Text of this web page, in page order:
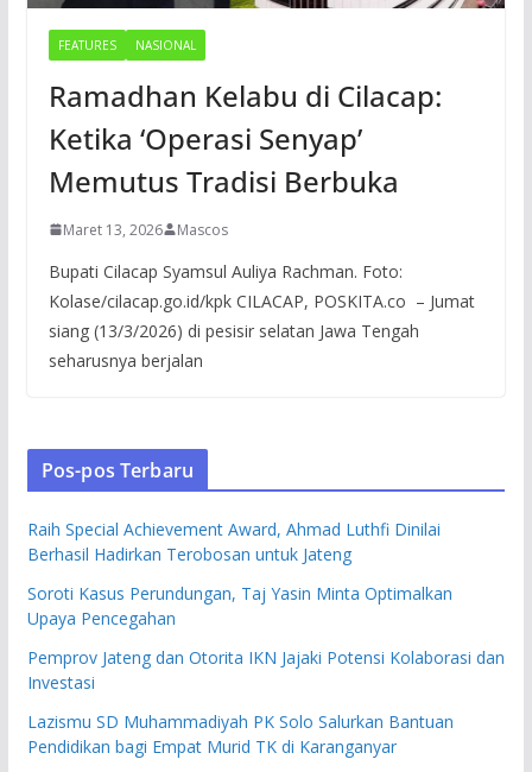
FEATURES NASIONAL
Ramadhan Kelabu di Cilacap:
Ketika ‘Operasi Senyap’
Memutus Tradisi Berbuka
Maret 13, 2026 Mascos
Bupati Cilacap Syamsul Auliya Rachman. Foto:
Kolase/cilacap.go.id/kpk CILACAP, POSKITA.co – Jumat
siang (13/3/2026) di pesisir selatan Jawa Tengah
seharusnya berjalan
Pos-pos Terbaru
Raih Special Achievement Award, Ahmad Luthfi Dinilai
Berhasil Hadirkan Terobosan untuk Jateng
Soroti Kasus Perundungan, Taj Yasin Minta Optimalkan
Upaya Pencegahan
Pemprov Jateng dan Otorita IKN Jajaki Potensi Kolaborasi dan
Investasi
Lazismu SD Muhammadiyah PK Solo Salurkan Bantuan
Pendidikan bagi Empat Murid TK di Karanganyar